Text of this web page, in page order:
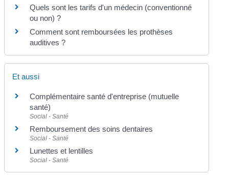
Quels sont les tarifs d'un médecin (conventionné
ou non) ?
Comment sont remboursées les prothèses
auditives ?
Et aussi
Complémentaire santé d'entreprise (mutuelle
santé)
Social - Santé
Remboursement des soins dentaires
Social - Santé
Lunettes et lentilles
Social - Santé